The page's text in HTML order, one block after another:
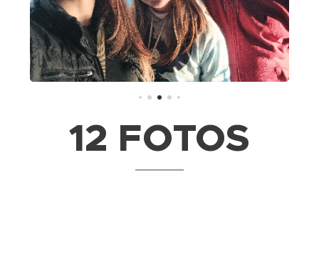
12 FOTOS